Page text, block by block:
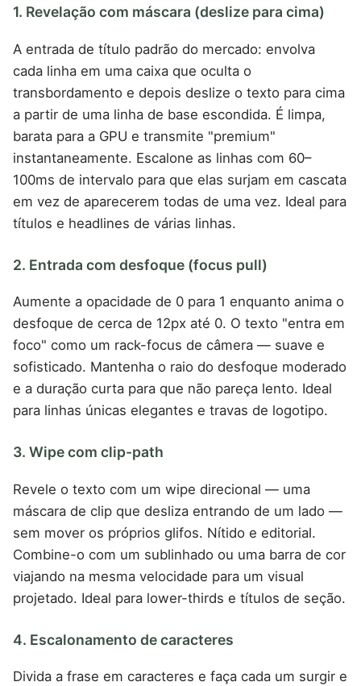
1. Revelação com máscara (deslize para cima)
A entrada de título padrão do mercado: envolva
cada linha em uma caixa que oculta o
transbordamento e depois deslize o texto para cima
a partir de uma linha de base escondida. É limpa,
barata para a GPU e transmite "premium"
instantaneamente. Escalone as linhas com 60–
100ms de intervalo para que elas surjam em cascata
em vez de aparecerem todas de uma vez. Ideal para
títulos e headlines de várias linhas.
2. Entrada com desfoque (focus pull)
Aumente a opacidade de 0 para 1 enquanto anima o
desfoque de cerca de 12px até 0. O texto "entra em
foco" como um rack-focus de câmera — suave e
sofisticado. Mantenha o raio do desfoque moderado
e a duração curta para que não pareça lento. Ideal
para linhas únicas elegantes e travas de logotipo.
3. Wipe com clip-path
Revele o texto com um wipe direcional — uma
máscara de clip que desliza entrando de um lado —
sem mover os próprios glifos. Nítido e editorial.
Combine-o com um sublinhado ou uma barra de cor
viajando na mesma velocidade para um visual
projetado. Ideal para lower-thirds e títulos de seção.
4. Escalonamento de caracteres
Divida a frase em caracteres e faça cada um surgir e